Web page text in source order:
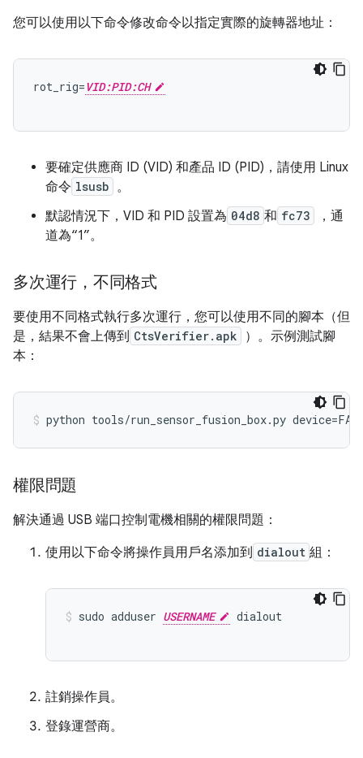
您可以使用以下命令修改命令以指定實際的旋轉器地址：
rot_rig=VID:PID:CH
要確定供應商 ID (VID) 和產品 ID (PID)，請使用 Linux
命令 lsusb 。
默認情況下，VID 和 PID 設置為 04d8 和 fc73
，通
道為“1”。
多次運行，不同格式
要使用不同格式執行多次運行，您可以使用不同的腳本（但
是，結果不會上傳到 CtsVerifier.apk
）。示例測試腳
本：
python tools/run_sensor_fusion_box.py device=
權限問題
解決通過 USB 端口控制電機相關的權限問題：
使用以下命令將操作員用戶名添加到 dialout 組：
sudo adduser USERNAME dialout
註銷操作員。
登錄運營商。